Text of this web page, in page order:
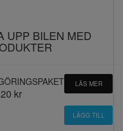
UPP BILEN MED
kr
LÄS MER